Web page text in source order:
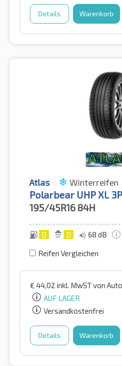
Details Warenkorb
Atlas Winterreifen
Polarbear UHP XL
195/45R16 84H
D D 68 dB
Reifen Vergleichen
€ 44,02 inkl. MwSTvon
AUF LAGER
Versandkostenfrei
Details Warenkorb